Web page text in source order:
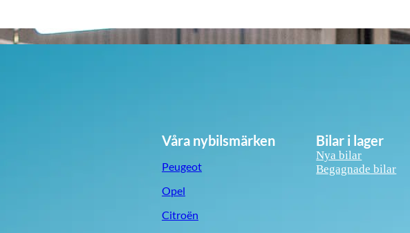
Våra nybilsmärken
Peugeot
Opel
Citroën
Bilar i lager
Nya bilar
Begagnade bilar